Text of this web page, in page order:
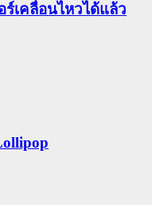
ร์เคลื่อนไหวได้แล้ว